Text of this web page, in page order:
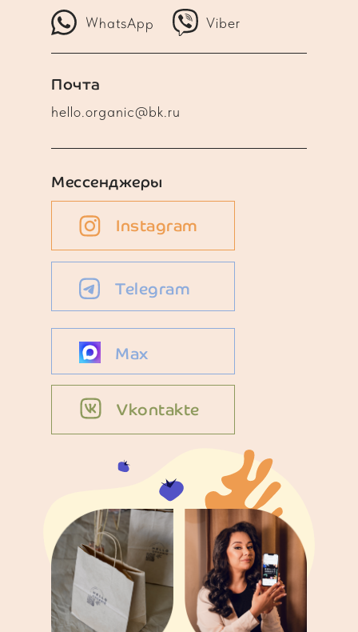
WhatsApp Viber
hello.organic@bk.ru
Почта
Instagram
Telegram
Max
Vkontakte
Мессенджеры